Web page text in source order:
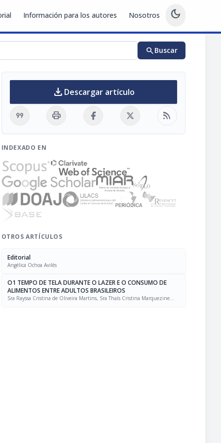
Información para los autores Nosotros dark_mode
searchBuscar
download Descargar artículo
format_quote print rss_feed
INDEXADO EN
OTROS ARTÍCULOS
Editorial
Angélica Ochoa Avilés
O1 TEMPO DE TELA DURANTE O LAZER E O CONSUMO DE
ALIMENTOS ENTRE ADULTOS BRASILEIROS
Sra Rayssa Cristina de Oliveira Martins, Sra Thaís Cristina Marquezine